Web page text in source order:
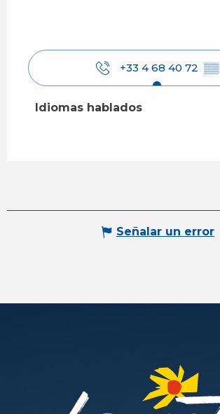
+33 4 68 40 72 ▒▒
Idiomas hablados
Idiomas hablados
Señalar un error